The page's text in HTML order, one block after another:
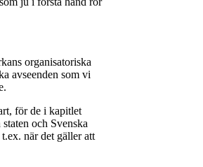
organisatoriska
avseenden som vi
för de i kapitlet
och Svenska
när det gäller att